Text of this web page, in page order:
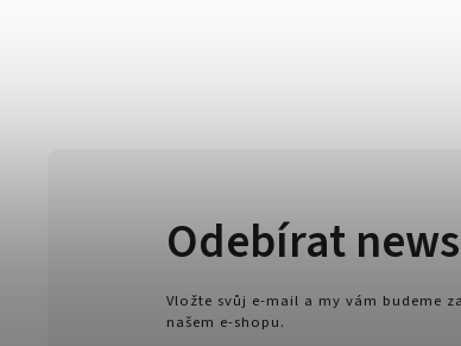
Odebírat
Vložte svůj e-mail a my vám budeme
našem e-shopu.